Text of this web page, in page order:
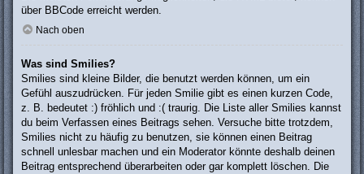
über BBCode erreicht werden.
Nach oben
Was sind Smilies?
Smilies sind kleine Bilder, die benutzt werden können, um ein
Gefühl auszudrücken. Für jeden Smilie gibt es einen kurzen Code,
z. B. bedeutet :) fröhlich und :( traurig. Die Liste aller Smilies kannst
du beim Verfassen eines Beitrags sehen. Versuche bitte trotzdem,
Smilies nicht zu häufig zu benutzen, sie können einen Beitrag
schnell unlesbar machen und ein Moderator könnte deshalb deinen
Beitrag entsprechend überarbeiten oder gar komplett löschen. Die